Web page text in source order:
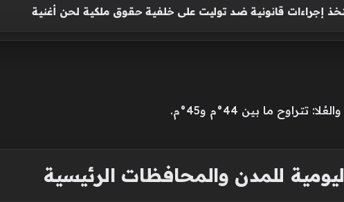
إجراءات قانونية ضد توليت على خلفية حقوق ملكية لحن أغنية
تتراوح ما بين 44°م و45°م.
للمدن والمحافظات الرئيسية